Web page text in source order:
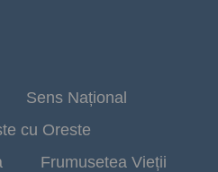
Sens Național
cu Oreste
Frumusetea Vieții